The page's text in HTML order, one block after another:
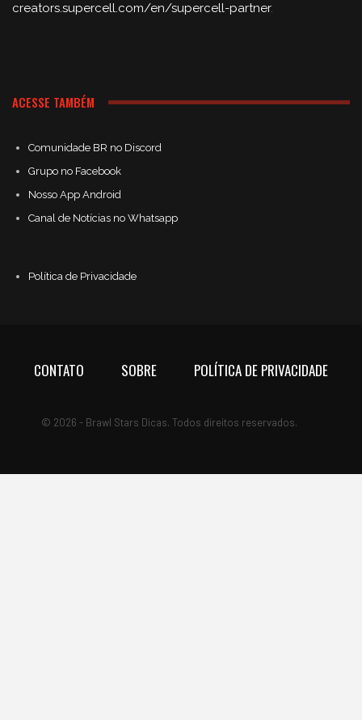
creators.supercell.com/en/supercell-partner.
ACESSE TAMBÉM
Comunidade BR no Discord
Grupo no Facebook
Nosso App Android
Canal de Notícias no Whatsapp
Política de Privacidade
CONTATO SOBRE POLÍTICA DE PRIVACIDADE
© 2026 - Brawl Stars Dicas. Todos direitos reservados.